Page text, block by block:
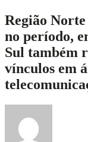
Região
no período,
Sul também
vínculos em